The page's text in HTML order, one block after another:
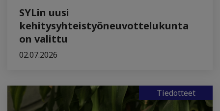
SYLin uusi
kehitysyhteistyöneuvottelukunta
on valittu
02.07.2026
Tiedotteet